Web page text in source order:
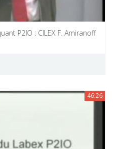
P2IO : CILEX F. Amiranoff
46:26